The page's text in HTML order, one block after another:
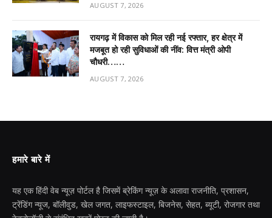
AUGUST 7, 2026
रायगढ़ में विकास को मिल रही नई रफ्तार, हर क्षेत्र में
मजबूत हो रही सुविधाओं की नींव: वित्त मंत्री ओपी
चौधरी……
AUGUST 7, 2026
हमारे बारे में
यह एक हिंदी वेब न्यूज़ पोर्टल है जिसमें ब्रेकिंग न्यूज़ के अलावा राजनीति, प्रशासन,
ट्रेंडिंग न्यूज, बॉलीवुड, खेल जगत, लाइफस्टाइल, बिजनेस, सेहत, ब्यूटी, रोजगार तथा